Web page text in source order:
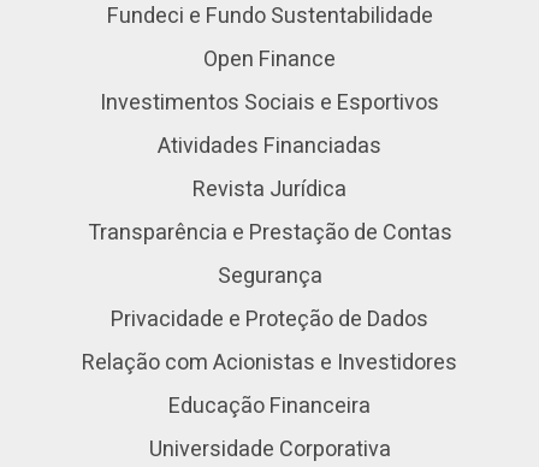
Fundeci e Fundo Sustentabilidade
Open Finance
Investimentos Sociais e Esportivos
Atividades Financiadas
Revista Jurídica
Transparência e Prestação de Contas
Segurança
Privacidade e Proteção de Dados
Relação com Acionistas e Investidores
Educação Financeira
Universidade Corporativa